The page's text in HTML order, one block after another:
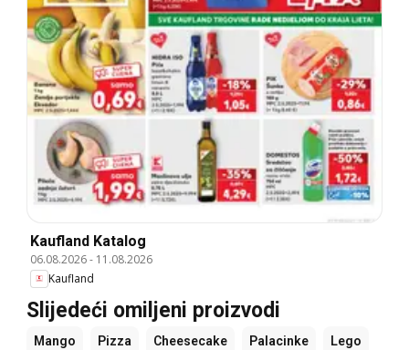
Kaufland Katalog
06.08.2026- 11.08.2026
Kaufland
Slijedeći omiljeni proizvodi
Mango Pizza Cheesecake Palacinke Lego